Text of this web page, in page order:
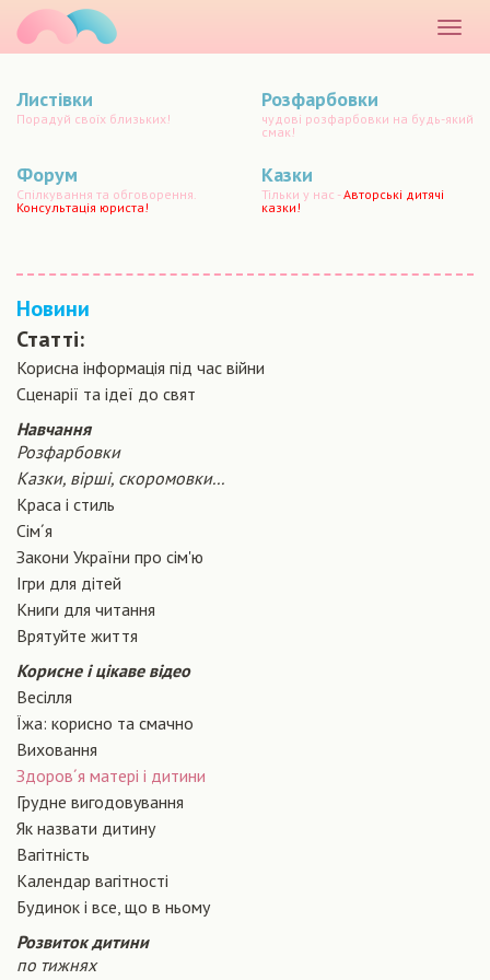
меню
Листівки
Порадуй своїх близьких!
Розфарбовки
чудові розфарбовки на будь-який
смак!
Форум
Спілкування та обговорення.
Консультація юриста!
Казки
Тільки у нас -Авторські дитячі
казки!
Новини
Статті:
Корисна інформація під час війни
Сценарiї та iдеї до свят
Навчання
Розфарбовки
Казки, вірші, скоромовки...
Краса і стиль
Сiм´я
Закони України про сiм'ю
Ігри для дітей
Книги для читання
Врятуйте життя
Корисне і цікаве відео
Весілля
Їжа: корисно та смачно
Виховання
Здоров´я матері і дитини
Грудне вигодовування
Як назвати дитину
Вагiтнiсть
Календар вагітності
Будинок і все, що в ньому
Розвиток дитини
по тижнях